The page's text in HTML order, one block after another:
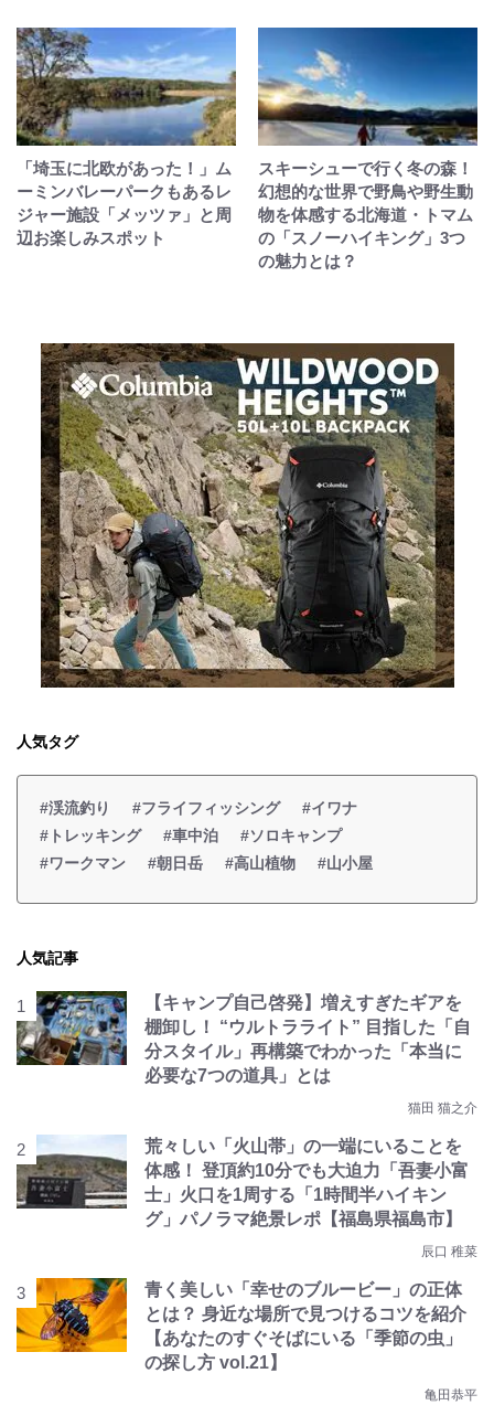
「埼玉に北欧があった！」ム
ーミンバレーパークもあるレ
ジャー施設「メッツァ」と周
辺お楽しみスポット
スキーシューで行く冬の森！
幻想的な世界で野鳥や野生動
物を体感する北海道・トマム
の「スノーハイキング」3つ
の魅力とは？
人気タグ
#渓流釣り #フライフィッシング
#イワナ
#トレッキング
#車中泊
#ソロキャンプ
#ワークマン
#朝日岳 #高山植物 #山小屋
人気記事
【キャンプ自己啓発】増えすぎたギアを
棚卸し！ “ウルトラライト” 目指した「自
分スタイル」再構築でわかった「本当に
必要な7つの道具」とは
猫田 猫之介
荒々しい「火山帯」の一端にいることを
体感！ 登頂約10分でも大迫力「吾妻小富
士」火口を1周する「1時間半ハイキン
グ」パノラマ絶景レポ【福島県福島市】
辰口 稚菜
青く美しい「幸せのブルービー」の正体
とは？ 身近な場所で見つけるコツを紹介
【あなたのすぐそばにいる「季節の虫」
の探し方 vol.21】
亀田恭平